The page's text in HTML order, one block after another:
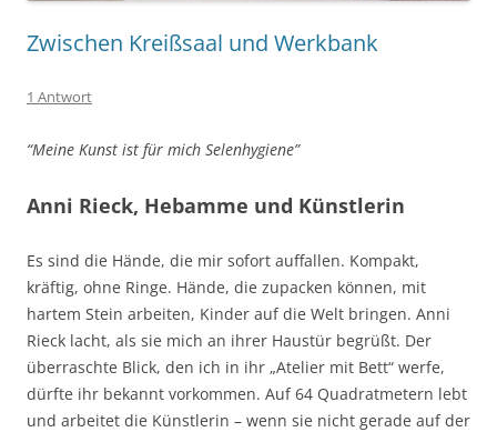
Zwischen Kreißsaal und Werkbank
1 Antwort
“Meine Kunst ist für mich Selenhygiene”
Anni Rieck, Hebamme und Künstlerin
Es sind die Hände, die mir sofort auffallen. Kompakt,
kräftig, ohne Ringe. Hände, die zupacken können, mit
hartem Stein arbeiten, Kinder auf die Welt bringen. Anni
Rieck lacht, als sie mich an ihrer Haustür begrüßt. Der
überraschte Blick, den ich in ihr „Atelier mit Bett“ werfe,
dürfte ihr bekannt vorkommen. Auf 64 Quadratmetern lebt
und arbeitet die Künstlerin – wenn sie nicht gerade auf der